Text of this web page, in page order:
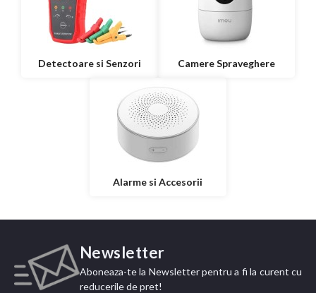
Detectoare si Senzori Camere Spraveghere
Alarme si Accesorii
Newsletter
Aboneaza-te la Newsletter pentru a fi la curent cu
reducerile de pret!